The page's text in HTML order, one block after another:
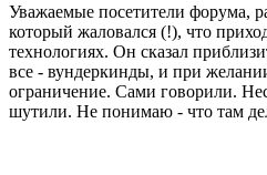
Уважаемые посетители форума,
который жаловался (!), что
технологиях. Он сказал
все - вундеркинды, и при
ограничение. Сами говорили.
шутили. Не понимаю - что там